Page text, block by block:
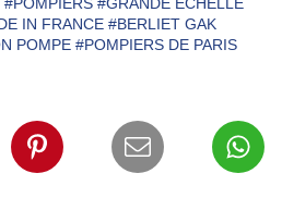
IN FRANCE #BERLIET GAK
POMPE #POMPIERS DE PARIS